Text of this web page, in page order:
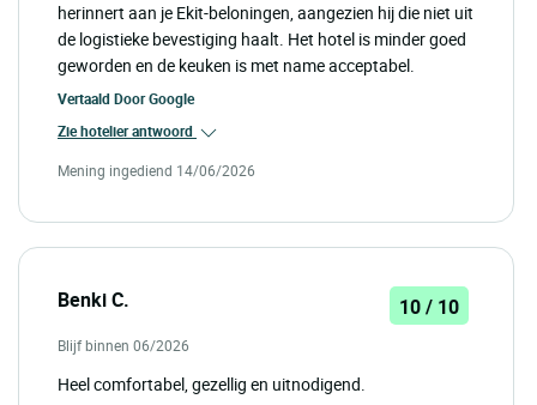
herinnert aan je Ekit-beloningen, aangezien hij die niet uit
de logistieke bevestiging haalt. Het hotel is minder goed
geworden en de keuken is met name acceptabel.
Vertaald DoorGoogle
Zie hotelier antwoord
Mening ingediend 14/06/2026
Benki C. 10 / 10
Blijf binnen 06/2026
Heel comfortabel, gezellig en uitnodigend.